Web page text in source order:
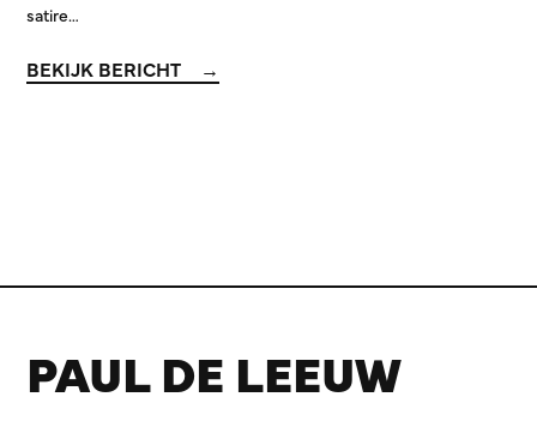
satire…
BEKIJK BERICHT
PAUL DE LEEUW